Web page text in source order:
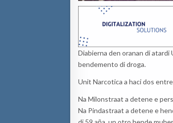
Diabierna den oranan di
bendemento di droga.
Unit Narcotica a haci dos
Na Milonstraat a detene e
Na Pindastraat a detene e